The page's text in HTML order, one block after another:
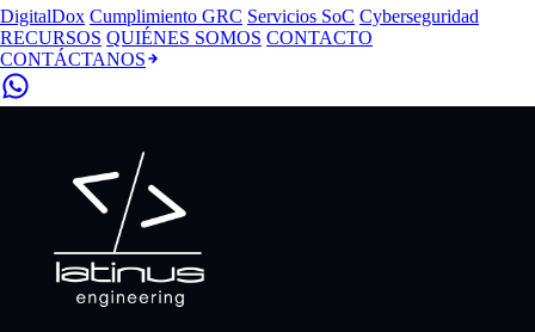
DigitalDox Cumplimiento GRC Servicios SoC Cyberseguridad
RECURSOS QUIÉNES SOMOS CONTACTO
CONTÁCTANOS